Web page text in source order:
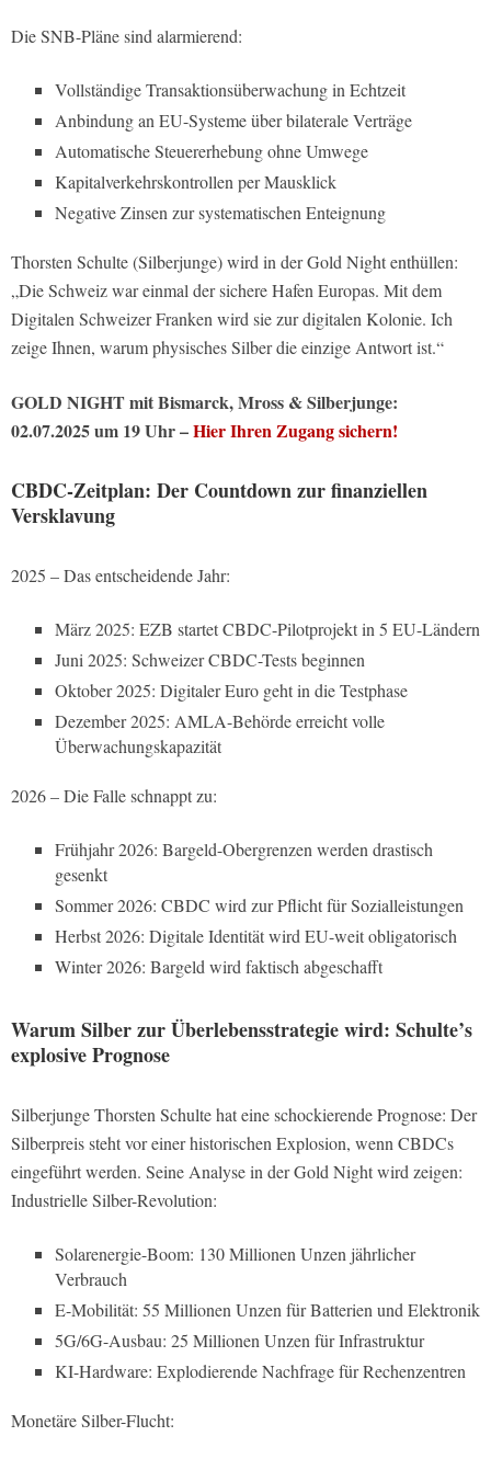
Die SNB-Pläne sind alarmierend:
Vollständige Transaktionsüberwachung in Echtzeit
Anbindung an EU-Systeme über bilaterale Verträge
Automatische Steuererhebung ohne Umwege
Kapitalverkehrskontrollen per Mausklick
Negative Zinsen zur systematischen Enteignung
Thorsten Schulte (Silberjunge) wird in der Gold Night enthüllen:
„Die Schweiz war einmal der sichere Hafen Europas. Mit dem
Digitalen Schweizer Franken wird sie zur digitalen Kolonie. Ich
zeige Ihnen, warum physisches Silber die einzige Antwort ist.“
GOLD NIGHT mit Bismarck, Mross & Silberjunge:
02.07.2025 um 19 Uhr –Hier Ihren Zugang sichern!
CBDC-Zeitplan: Der Countdown zur finanziellen
Versklavung
2025 – Das entscheidende Jahr:
März 2025: EZB startet CBDC-Pilotprojekt in 5 EU-Ländern
Juni 2025: Schweizer CBDC-Tests beginnen
Oktober 2025: Digitaler Euro geht in die Testphase
Dezember 2025: AMLA-Behörde erreicht volle
Überwachungskapazität
2026 – Die Falle schnappt zu:
Frühjahr 2026: Bargeld-Obergrenzen werden drastisch
gesenkt
Sommer 2026: CBDC wird zur Pflicht für Sozialleistungen
Herbst 2026: Digitale Identität wird EU-weit obligatorisch
Winter 2026: Bargeld wird faktisch abgeschafft
Warum Silber zur Überlebensstrategie wird: Schulte’s
explosive Prognose
Silberjunge Thorsten Schulte hat eine schockierende Prognose: Der
Silberpreis steht vor einer historischen Explosion, wenn CBDCs
eingeführt werden. Seine Analyse in der Gold Night wird zeigen:
Industrielle Silber-Revolution:
Solarenergie-Boom: 130 Millionen Unzen jährlicher
Verbrauch
E-Mobilität: 55 Millionen Unzen für Batterien und Elektronik
5G/6G-Ausbau: 25 Millionen Unzen für Infrastruktur
KI-Hardware: Explodierende Nachfrage für Rechenzentren
Monetäre Silber-Flucht: